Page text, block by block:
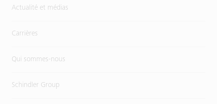
Actualité et médias
Carrières
Qui sommes-nous
Schindler Group